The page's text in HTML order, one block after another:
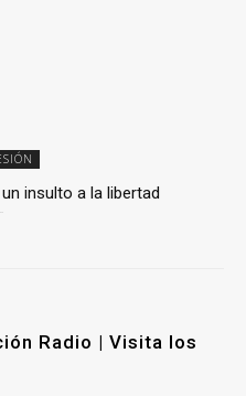
insulto a la libertad
Radio | Visita los